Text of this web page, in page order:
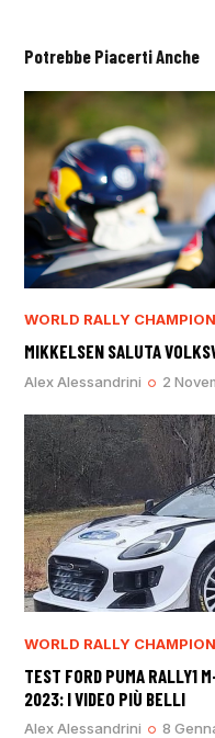
Potrebbe Piacerti Anche
WORLD RALLY
MIKKELSEN SALUTA
Alex Alessandrini 2
WORLD RALLY
TEST FORD PUMA RALLY1
2023: I VIDEO PIÙ BELLI
Alex Alessandrini 8